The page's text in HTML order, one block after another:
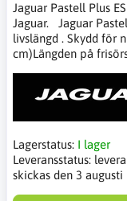
Jaguar Pastell Plus
Jaguar. Jaguar
livslängd . Skydd för
cm)Längden på
Lagerstatus: I lager
Leveransstatus:
skickas den 3 augusti